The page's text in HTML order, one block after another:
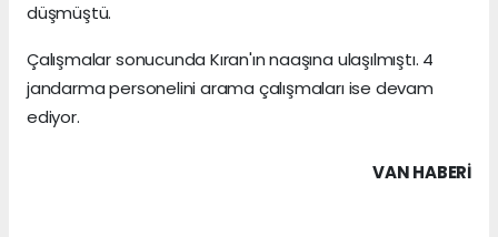
düşmüştü.
Çalışmalar sonucunda Kıran'ın naaşına ulaşılmıştı. 4
jandarma personelini arama çalışmaları ise devam
ediyor.
VAN HABERİ